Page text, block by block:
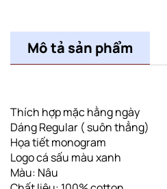
Mô tả sản phẩm
Thích hợp mặc hằng ngày
Dáng Regular ( suôn thẳng)
Họa tiết monogram
Logo cá sấu màu xanh
Màu: Nâu